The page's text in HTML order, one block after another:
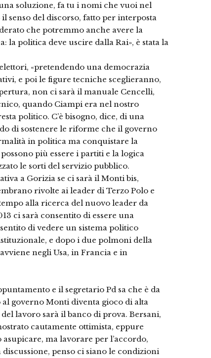
soluzione, fa tu i nomi che vuoi nel
senso del discorso, fatto per interposta
che potremmo anche avere la
la politica deve uscire dalla Rai», è stata la
«pretendendo una democrazia
e poi le figure tecniche sceglieranno,
non ci sarà il manuale Cencelli,
quando Ciampi era nel nostro
politico. C’è bisogno, dice, di una
di sostenere le riforme che il governo
in politica ma conquistare la
più essere i partiti e la logica
le sorti del servizio pubblico.
a Gorizia se ci sarà il Monti bis,
rivolte ai leader di Terzo Polo e
alla ricerca del nuovo leader da
ci sarà consentito di essere una
di vedere un sistema politico
e dopo i due polmoni della
negli Usa, in Francia e in
e il segretario Pd sa che è da
governo Monti diventa gioco di alta
lavoro sarà il banco di prova. Bersani,
cautamente ottimista, eppure
ma lavorare per l’accordo,
penso ci siano le condizioni